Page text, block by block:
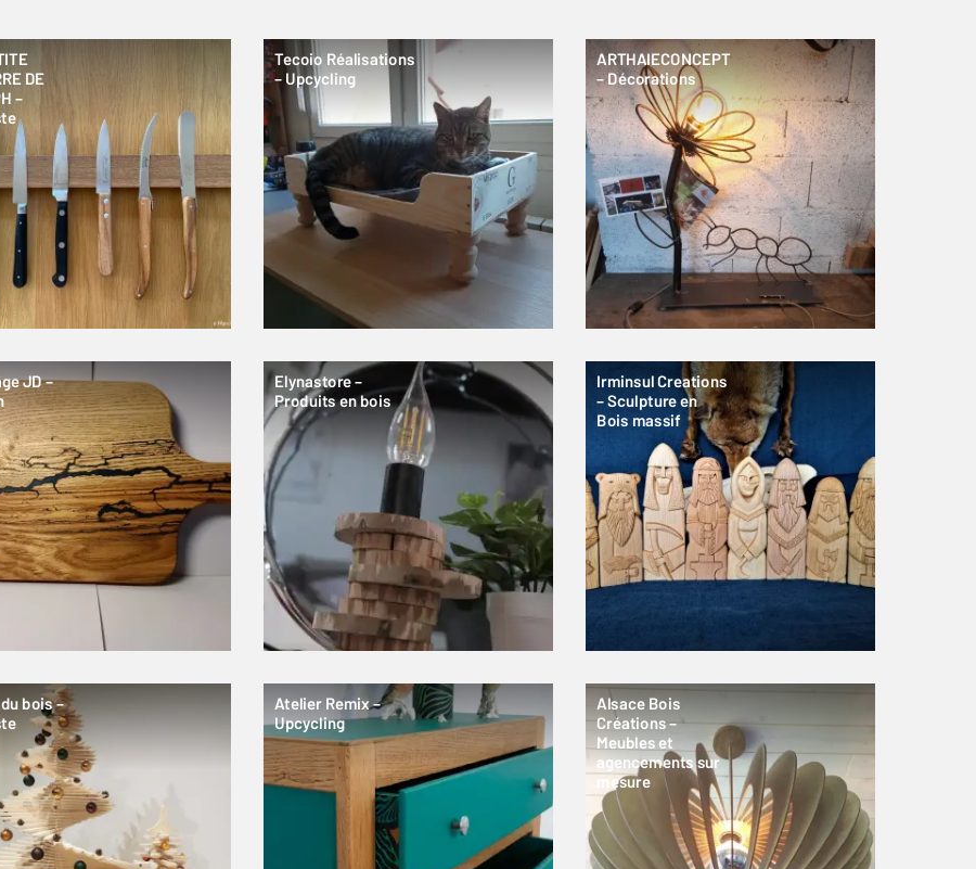
DE
–
Tecoio Réalisations
– Upcycling
ARTHAIECONCEPT
– Décorations
JD –
Elynastore –
Produits en bois
Irminsul Creations
– Sculpture en
Bois massif
du bois –
Atelier Remix –
Upcycling
Alsace Bois
Créations –
Meubles et
agencements sur
mesure